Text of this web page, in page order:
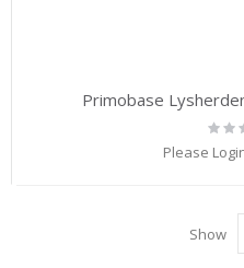
Primobase
0%
Please
Show